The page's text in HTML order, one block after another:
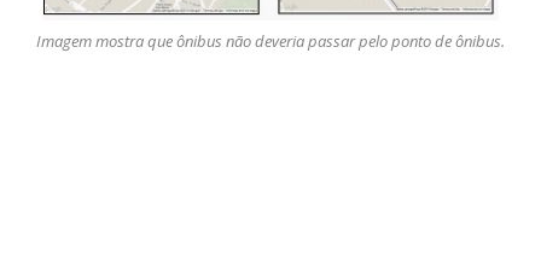
Imagem mostra que ônibus não deveria passar pelo ponto de ônibus.